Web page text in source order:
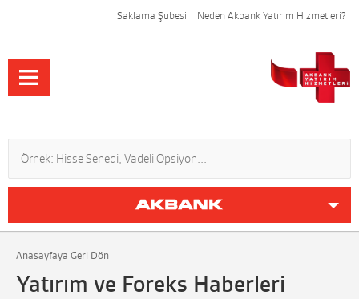
Saklama Şubesi Neden Akbank Yatırım Hizmetleri?
Anasayfaya Geri Dön
Yatırım ve Foreks Haberleri